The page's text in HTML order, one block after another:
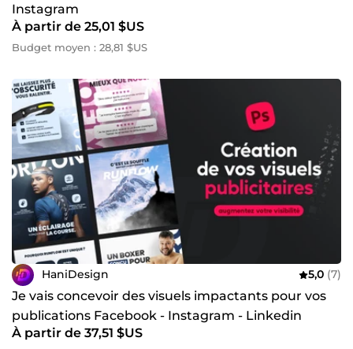
Instagram
À partir de 25,01 $US
Budget moyen : 28,81 $US
HaniDesign 5,0 (7)
Je vais concevoir des visuels impactants pour vos
publications Facebook - Instagram - Linkedin
À partir de 37,51 $US